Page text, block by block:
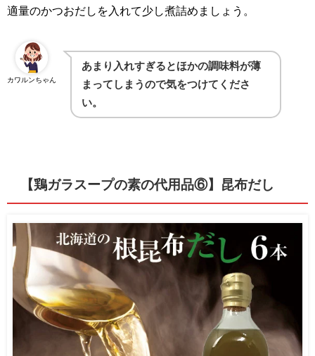
適量のかつおだしを入れて少し煮詰めましょう。
カワルンちゃん
あまり入れすぎるとほかの調味料が薄
まってしまうので気をつけてくださ
い。
【鶏ガラスープの素の代用品⑥】昆布だし